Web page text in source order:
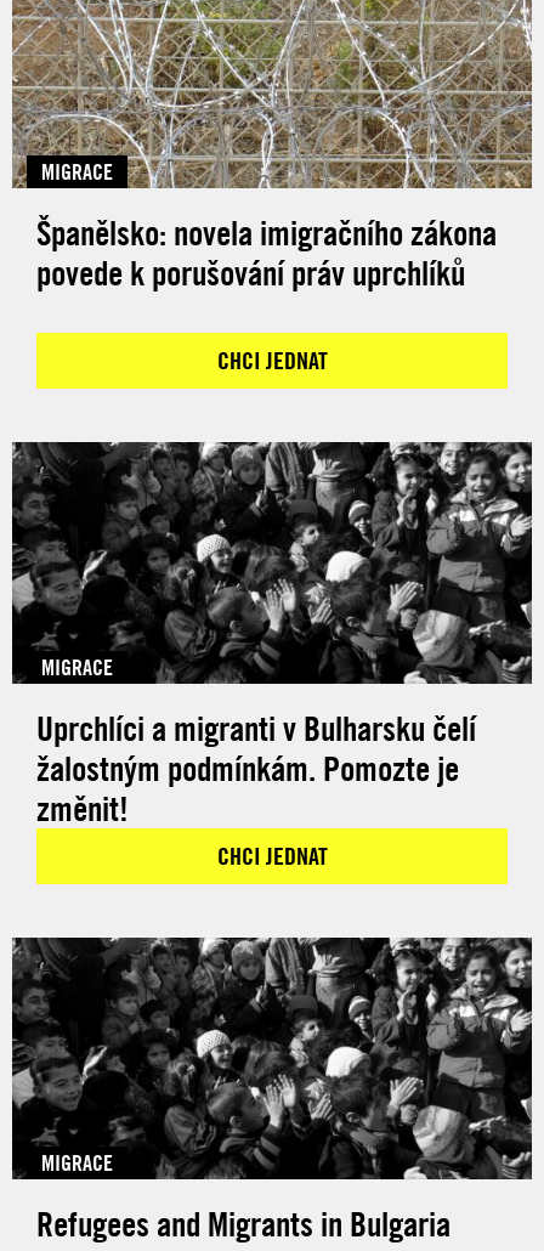
MIGRACE
Španělsko: novela imigračního zákona
povede k porušování práv uprchlíků
CHCI JEDNAT
MIGRACE
Uprchlíci a migranti v Bulharsku čelí
žalostným podmínkám. Pomozte je
změnit!
CHCI JEDNAT
MIGRACE
Refugees and Migrants in Bulgaria